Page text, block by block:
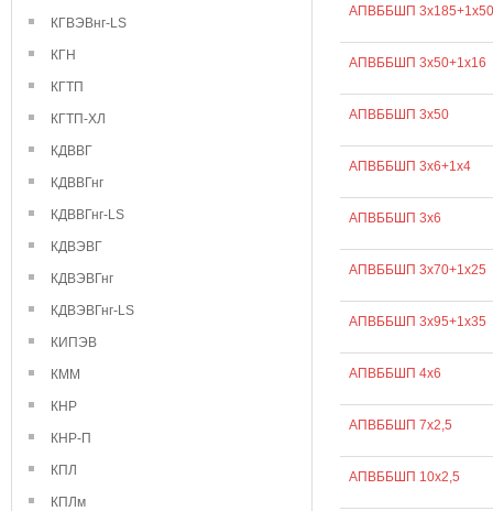
КГВЭВнг-LS
КГН
КГТП
КГТП-ХЛ
КДВВГ
КДВВГнг
КДВВГнг-LS
КДВЭВГ
КДВЭВГнг
КДВЭВГнг-LS
КИПЭВ
КММ
КНР
КНР-П
КПЛ
КПЛм
АПВББШП 3х185+1х50
АПВББШП 3х50+1х16
АПВББШП 3х50
АПВББШП 3х6+1х4
АПВББШП 3х6
АПВББШП 3х70+1х25
АПВББШП 3х95+1х35
АПВББШП 4х6
АПВББШП 7х2,5
АПВББШП 10х2,5